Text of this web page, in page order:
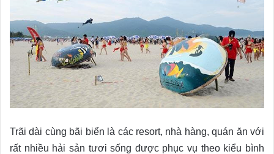
Trãi dài cùng bãi biển là các resort, nhà hàng, quán ăn với
rất nhiều hải sản tươi sống được phục vụ theo kiểu bình